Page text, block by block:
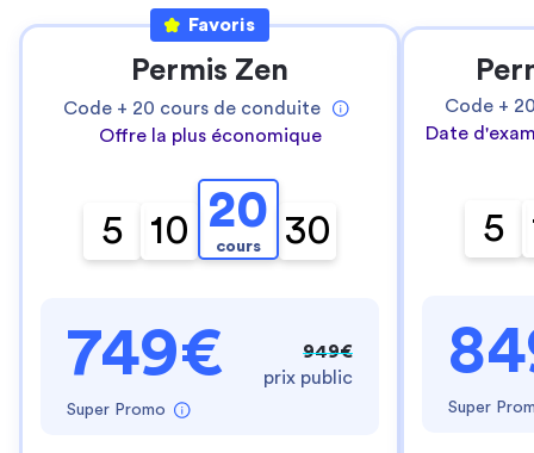
Favoris
Permis Zen
Code + 20 cours de conduite
Offre la plus économique
5 10 20
cours 30
749€
Super Promo
949€
prix public
Code +
Date
5
Super